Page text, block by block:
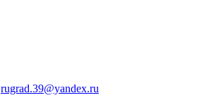
rugrad.39@yandex.ru